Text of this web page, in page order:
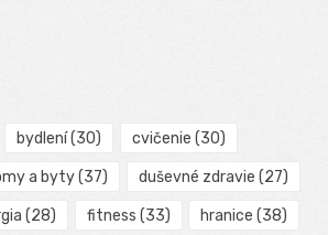
bydlení(30) cvičenie (30)
a byty(37) duševné zdravie (27)
(28) fitness (33) hranice (38)